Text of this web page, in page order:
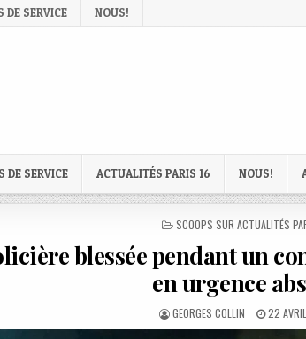
DE SERVICE NOUS!
DE SERVICE ACTUALITÉS PARIS 16 NOUS!
POSTED
SCOOPS SUR ACTUALITÉS
blessée pendant un
en urgence
AUTHOR:
GEORGES COLLIN
DATE:
22